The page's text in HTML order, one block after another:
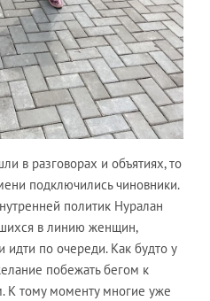
в разговорах и объятиях, то
подключились чиновники.
политик Нуралан
в линию женщин,
идти по очереди. Как будто у
побежать бегом к
тому моменту многие уже